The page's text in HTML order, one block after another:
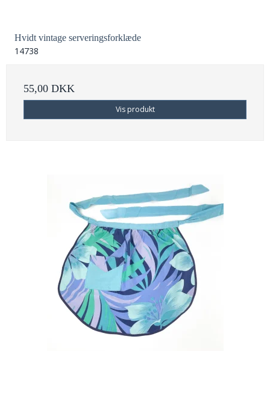
Hvidt vintage serveringsforklæde
14738
55,00 DKK
Vis produkt